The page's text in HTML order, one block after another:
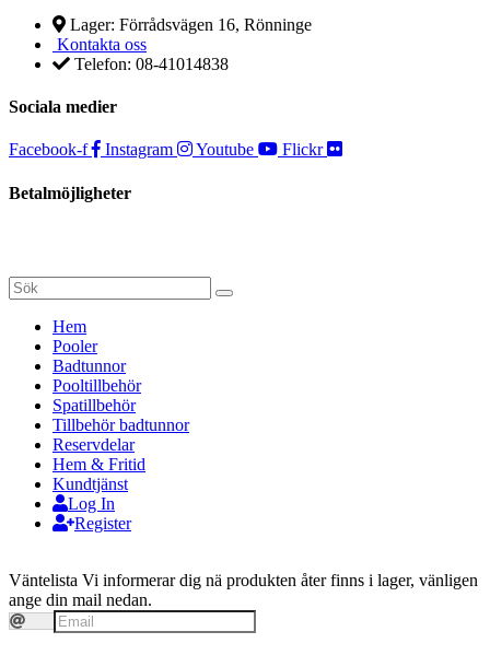
Lager: Förrådsvägen 16, Rönninge
Kontakta oss
Telefon: 08-41014838
Sociala medier
Facebook-f Instagram Youtube Flickr
Betalmöjligheter
Hem
Pooler
Badtunnor
Pooltillbehör
Spatillbehör
Tillbehör badtunnor
Reservdelar
Hem & Fritid
Kundtjänst
Log In
Register
Väntelista Vi informerar dig nä produkten åter finns i lager, vänligen
ange din mail nedan.